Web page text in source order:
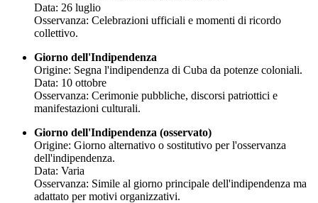
Data: 26 luglio
Osservanza: Celebrazioni ufficiali e momenti di ricordo
collettivo.
Giorno dell'Indipendenza
Origine: Segna l'indipendenza di Cuba da potenze coloniali.
Data: 10 ottobre
Osservanza: Cerimonie pubbliche, discorsi patriottici e
manifestazioni culturali.
Giorno dell'Indipendenza (osservato)
Origine: Giorno alternativo o sostitutivo per l'osservanza
dell'indipendenza.
Data: Varia
Osservanza: Simile al giorno principale dell'indipendenza ma
adattato per motivi organizzativi.